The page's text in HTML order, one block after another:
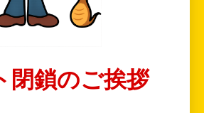
閉鎖のご挨拶